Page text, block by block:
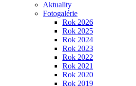
Aktuality
Fotogalérie
Rok 2026
Rok 2025
Rok 2024
Rok 2023
Rok 2022
Rok 2021
Rok 2020
Rok 2019